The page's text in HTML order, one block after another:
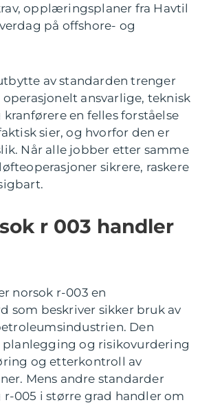
opplæringsplaner fra Havtil
på offshore- og
av standarden trenger
operasjonelt ansvarlige, teknisk
kranførere en felles forståelse
sier, og hvorfor den er
Når alle jobber etter samme
sikrere, raskere
r 003 handler
norsok r-003 en
som beskriver sikker bruk av
Den
planlegging og risikovurdering
og etterkontroll av
Mens andre standarder
r-005 i større grad handler om